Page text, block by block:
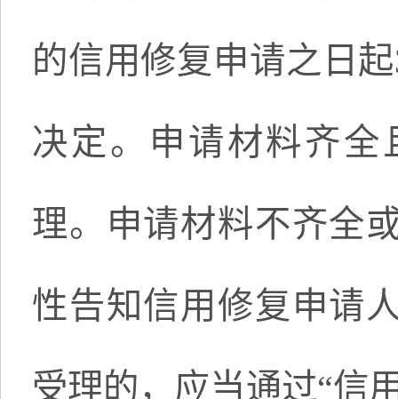
的信用修复申请之日
决定。申请材料齐全
理。申请材料不齐全
性告知信用修复申请
受理的，应当通过“信